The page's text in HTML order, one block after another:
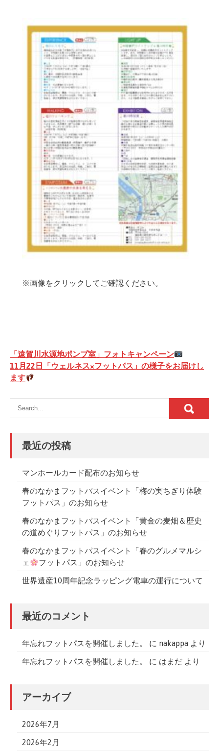
※画像をクリックしてご確認ください。
投
稿
ナ
ビ
ゲ
シ
ョ
ン
「遠賀川水源地ポンプ室」フォトキャンペーン
11月22日「ウェルネス×フットパス」の様子をお届けし
ます
最近の投稿
マンホールカード配布のお知らせ
春のなかまフットパスイベント「梅の実ちぎり体験
フットパス」のお知らせ
春のなかまフットパスイベント「黄金の麦畑＆歴史
の道めぐりフットパス」のお知らせ
春のなかまフットパスイベント「春のグルメマルシ
ェ
フットパス」のお知らせ
世界遺産10周年記念ラッピング電車の運行について
最近のコメント
年忘れフットパスを開催しました。 に nakappa より
年忘れフットパスを開催しました。 に はまだ より
アーカイブ
2026年7月
2026年2月